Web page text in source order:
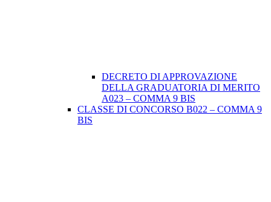
DECRETO DI APPROVAZIONE
DELLA GRADUATORIA DI MERITO
A023 – COMMA 9 BIS
CLASSE DI CONCORSO B022 – COMMA 9
BIS